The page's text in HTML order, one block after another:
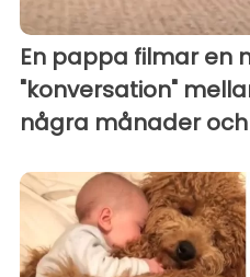
En pappa filmar en
"konversation"
några månader